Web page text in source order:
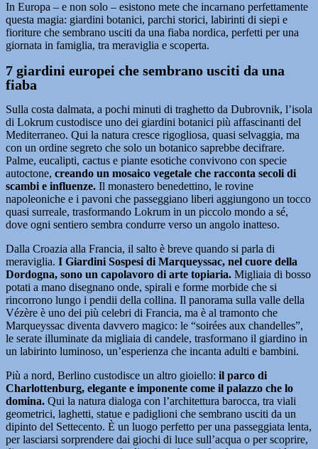
In Europa – e non solo – esistono mete che incarnano perfettamente
questa magia: giardini botanici, parchi storici, labirinti di siepi e
fioriture che sembrano usciti da una fiaba nordica, perfetti per una
giornata in famiglia, tra meraviglia e scoperta.
7 giardini europei che sembrano usciti da una
fiaba
Sulla costa dalmata, a pochi minuti di traghetto da Dubrovnik, l’isola
di Lokrum custodisce uno dei giardini botanici più affascinanti del
Mediterraneo. Qui la natura cresce rigogliosa, quasi selvaggia, ma
con un ordine segreto che solo un botanico saprebbe decifrare.
Palme, eucalipti, cactus e piante esotiche convivono con specie
autoctone, creando un mosaico vegetale che racconta secoli di
scambi e influenze. Il monastero benedettino, le rovine
napoleoniche e i pavoni che passeggiano liberi aggiungono un tocco
quasi surreale, trasformando Lokrum in un piccolo mondo a sé,
dove ogni sentiero sembra condurre verso un angolo inatteso.
Dalla Croazia alla Francia, il salto è breve quando si parla di
meraviglia. I Giardini Sospesi di Marqueyssac, nel cuore della
Dordogna, sono un capolavoro di arte topiaria. Migliaia di bosso
potati a mano disegnano onde, spirali e forme morbide che si
rincorrono lungo i pendii della collina. Il panorama sulla valle della
Vézère è uno dei più celebri di Francia, ma è al tramonto che
Marqueyssac diventa davvero magico: le “soirées aux chandelles”,
le serate illuminate da migliaia di candele, trasformano il giardino in
un labirinto luminoso, un’esperienza che incanta adulti e bambini.
Più a nord, Berlino custodisce un altro gioiello: il parco di
Charlottenburg, elegante e imponente come il palazzo che lo
domina. Qui la natura dialoga con l’architettura barocca, tra viali
geometrici, laghetti, statue e padiglioni che sembrano usciti da un
dipinto del Settecento. È un luogo perfetto per una passeggiata lenta,
per lasciarsi sorprendere dai giochi di luce sull’acqua o per scoprire,